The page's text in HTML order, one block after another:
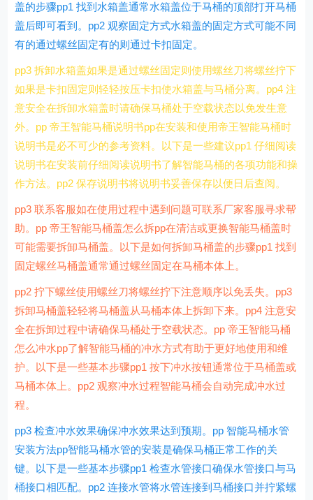
盖的步骤pp1 找到水箱盖通常水箱盖位于马桶的顶部打开马桶
盖后即可看到。pp2 观察固定方式水箱盖的固定方式可能不同
有的通过螺丝固定有的则通过卡扣固定。
pp3 拆卸水箱盖如果是通过螺丝固定则使用螺丝刀将螺丝拧下
如果是卡扣固定则轻轻按压卡扣使水箱盖与马桶分离。pp4 注
意安全在拆卸水箱盖时请确保马桶处于空载状态以免发生意
外。pp 帝王智能马桶说明书pp在安装和使用帝王智能马桶时
说明书是必不可少的参考资料。以下是一些建议pp1 仔细阅读
说明书在安装前仔细阅读说明书了解智能马桶的各项功能和操
作方法。pp2 保存说明书将说明书妥善保存以便日后查阅。
pp3 联系客服如在使用过程中遇到问题可联系厂家客服寻求帮
助。pp 帝王智能马桶盖怎么拆pp在清洁或更换智能马桶盖时
可能需要拆卸马桶盖。以下是如何拆卸马桶盖的步骤pp1 找到
固定螺丝马桶盖通常通过螺丝固定在马桶本体上。
pp2 拧下螺丝使用螺丝刀将螺丝拧下注意顺序以免丢失。pp3
拆卸马桶盖轻轻将马桶盖从马桶本体上拆卸下来。pp4 注意安
全在拆卸过程中请确保马桶处于空载状态。pp 帝王智能马桶
怎么冲水pp了解智能马桶的冲水方式有助于更好地使用和维
护。以下是一些基本步骤pp1 按下冲水按钮通常位于马桶盖或
马桶本体上。pp2 观察冲水过程智能马桶会自动完成冲水过
程。
pp3 检查冲水效果确保冲水效果达到预期。pp 智能马桶水管
安装方法pp智能马桶水管的安装是确保马桶正常工作的关
键。以下是一些基本步骤pp1 检查水管接口确保水管接口与马
桶接口相匹配。pp2 连接水管将水管连接到马桶接口并拧紧螺